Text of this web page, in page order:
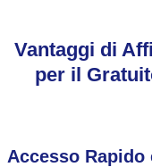
Vantaggi di
per il
Accesso Rapido